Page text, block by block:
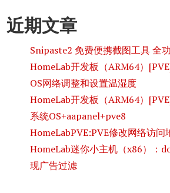
近期文章
Snipaste2 免费便携截图工具 全
HomeLab开发板（ARM64）
OS网络调整和设置温湿度
HomeLab开发板（ARM64）
系统OS+aapanel+pve8
HomeLabPVE:PVE修改网络访问
HomeLab迷你小主机（x86）：
现广告过滤